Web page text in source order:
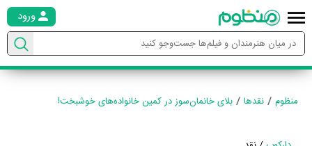
ورود
منظوم نقدها بلای خانمان‌سوز در کمین خانواده‌های خوشبخت!